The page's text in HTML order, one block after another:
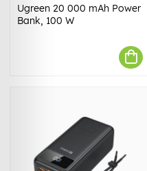
Ugreen 20 000 mAh Power
Bank, 100 W